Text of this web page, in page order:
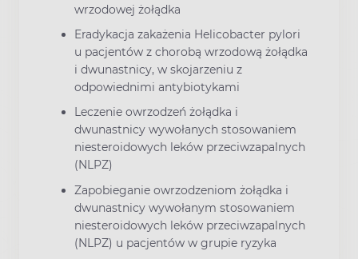
wrzodowej żołądka
Eradykacja zakażenia Helicobacter pylori
u pacjentów z chorobą wrzodową żołądka
i dwunastnicy, w skojarzeniu z
odpowiednimi antybiotykami
Leczenie owrzodzeń żołądka i
dwunastnicy wywołanych stosowaniem
niesteroidowych leków przeciwzapalnych
(NLPZ)
Zapobieganie owrzodzeniom żołądka i
dwunastnicy wywołanym stosowaniem
niesteroidowych leków przeciwzapalnych
(NLPZ) u pacjentów w grupie ryzyka